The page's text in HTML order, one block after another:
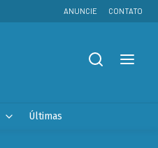
ANUNCIE CONTATO
Últimas